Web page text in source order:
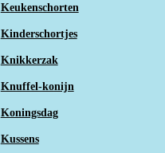
Keukenschorten
Kinderschortjes
Knikkerzak
Knuffel-konijn
Koningsdag
Kussens